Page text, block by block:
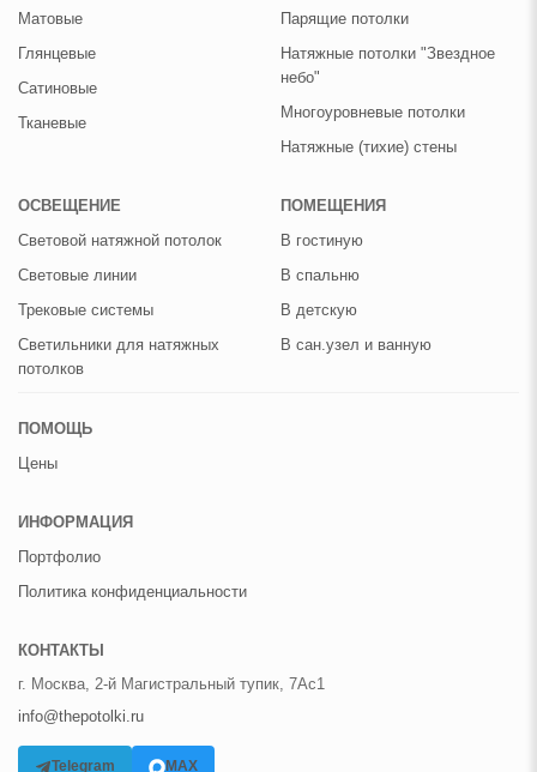
Матовые
Глянцевые
Сатиновые
Тканевые
Парящие потолки
Натяжные потолки "Звездное
небо"
Многоуровневые потолки
Натяжные (тихие) стены
ОСВЕЩЕНИЕ
Световой натяжной потолок
Световые линии
Трековые системы
Светильники для натяжных
потолков
ПОМЕЩЕНИЯ
В гостиную
В спальню
В детскую
В сан.узел и ванную
ПОМОЩЬ
Цены
ИНФОРМАЦИЯ
Портфолио
Политика конфиденциальности
КОНТАКТЫ
г. Москва, 2-й Магистральный тупик, 7Ас1
info@thepotolki.ru
Telegram MAX